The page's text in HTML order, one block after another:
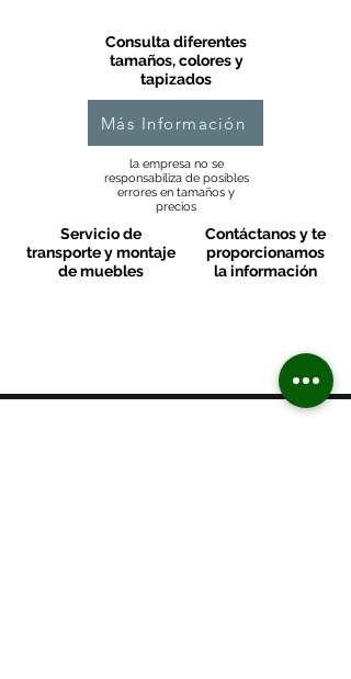
Consulta diferentes
tamaños, colores y
tapizados
Más Información
la empresa no se
responsabiliza de posibles
errores en tamaños y
precios
Servicio de
transporte y montaje
de muebles
Contáctanos y te
proporcionamos
la información